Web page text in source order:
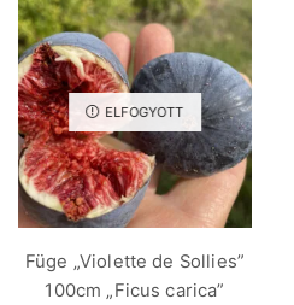
ELFOGYOTT
Füge „Violette de Sollies”
100cm „Ficus carica”